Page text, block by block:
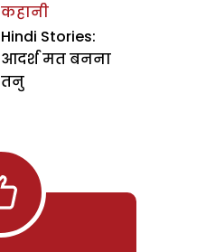
कहानी
Hindi Stories:
आदर्श मत बनना
तनु